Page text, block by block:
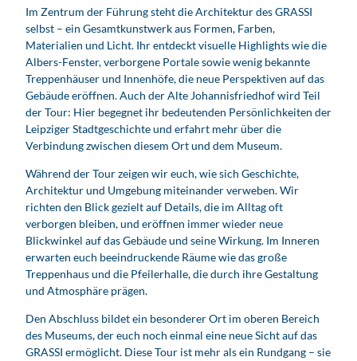
Im Zentrum der Führung steht die Architektur des GRASSI
selbst – ein Gesamtkunstwerk aus Formen, Farben,
Materialien und Licht. Ihr entdeckt visuelle Highlights wie die
Albers-Fenster, verborgene Portale sowie wenig bekannte
Treppenhäuser und Innenhöfe, die neue Perspektiven auf das
Gebäude eröffnen. Auch der Alte Johannisfriedhof wird Teil
der Tour: Hier begegnet ihr bedeutenden Persönlichkeiten der
Leipziger Stadtgeschichte und erfahrt mehr über die
Verbindung zwischen diesem Ort und dem Museum.
Während der Tour zeigen wir euch, wie sich Geschichte,
Architektur und Umgebung miteinander verweben. Wir
richten den Blick gezielt auf Details, die im Alltag oft
verborgen bleiben, und eröffnen immer wieder neue
Blickwinkel auf das Gebäude und seine Wirkung. Im Inneren
erwarten euch beeindruckende Räume wie das große
Treppenhaus und die Pfeilerhalle, die durch ihre Gestaltung
und Atmosphäre prägen.
Den Abschluss bildet ein besonderer Ort im oberen Bereich
des Museums, der euch noch einmal eine neue Sicht auf das
GRASSI ermöglicht. Diese Tour ist mehr als ein Rundgang – sie